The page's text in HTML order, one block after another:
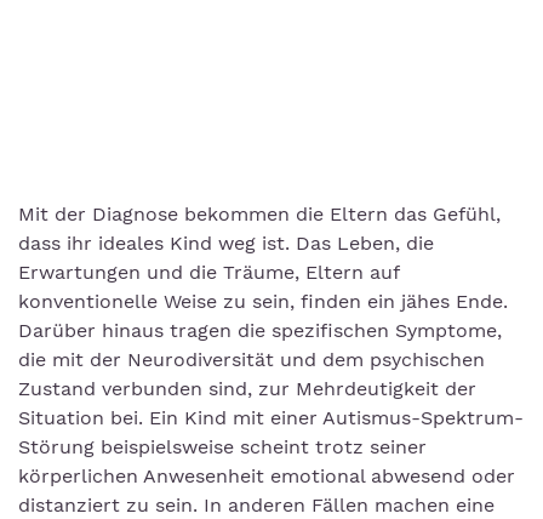
Mit der Diagnose bekommen die Eltern das Gefühl,
dass ihr ideales Kind weg ist. Das Leben, die
Erwartungen und die Träume, Eltern auf
konventionelle Weise zu sein, finden ein jähes Ende.
Darüber hinaus tragen die spezifischen Symptome,
die mit der Neurodiversität und dem psychischen
Zustand verbunden sind, zur Mehrdeutigkeit der
Situation bei. Ein Kind mit einer Autismus-Spektrum-
Störung beispielsweise scheint trotz seiner
körperlichen Anwesenheit emotional abwesend oder
distanziert zu sein. In anderen Fällen machen eine